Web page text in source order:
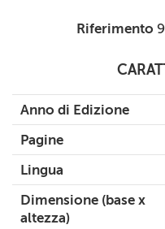
Riferimento
Anno di Edizione
Pagine
Lingua
Dimensione (base x
altezza)